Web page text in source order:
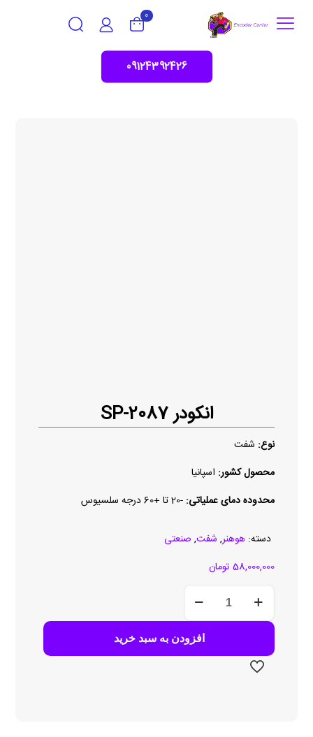
0
09124392426
انکودر SP-2087
نوع: شفت
محصول کشور: اسپانیا
محدوده دمای عملیاتی:-20 تا +60 درجه سلسیوس
دسته:هوهنر, شفت, صنعتی
58,000,000 تومان
انکودر
SP-
2087
عدد
افزودن به سبد خرید